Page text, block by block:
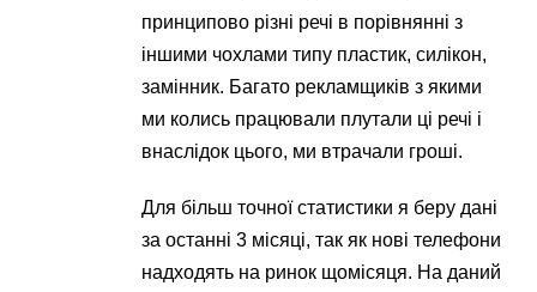
принципово різні речі в порівнянні з
іншими чохлами типу пластик, силікон,
замінник. Багато рекламщиків з якими
ми колись працювали плутали ці речі і
внаслідок цього, ми втрачали гроші.
Для більш точної статистики я беру дані
за останні 3 місяці, так як нові телефони
надходять на ринок щомісяця. На даний